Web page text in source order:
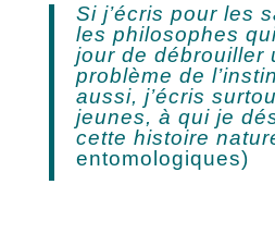
Si j’écris pour les
les philosophes
jour de débrouiller
problème de
aussi, j’écris
jeunes, à qui je
cette histoire
entomologiques)